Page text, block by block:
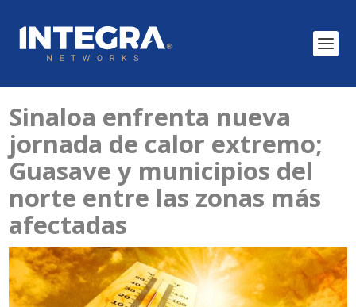
Sinaloa enfrenta nueva
jornada de calor extremo;
Guasave y municipios del
norte entre las zonas más
afectadas